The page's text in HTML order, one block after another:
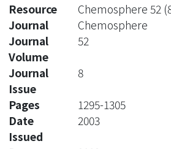
Resource
Chemosphere 52
Journal
Chemosphere
Journal
Volume
52
Journal
Issue
8
Pages
1295-1305
Date
Issued
2003